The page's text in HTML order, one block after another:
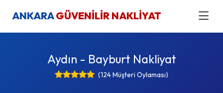
ANKARAGÜVENİLİR NAKLİYAT
Aydın - Bayburt Nakliyat
(124 Müşteri Oylaması)